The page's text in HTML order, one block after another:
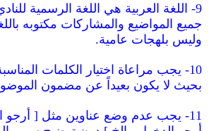
9- اللغة العربية هي اللغة الرسمية
جميع المواضيع والمشاركات مكتوبه
وليس بلهجات عامية.
10- يجب مراعاة اختيار الكلمات
بحيث لا يكون بعيداً عن مضمون
11- يجب عدم وضع عناوين مثل [